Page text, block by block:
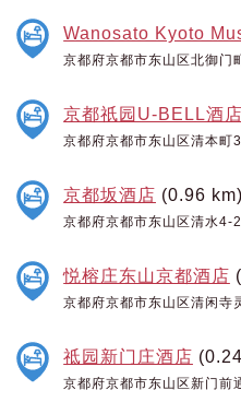
Wanosato Kyoto
京都府京都市东山区北御门
京都祇园U-BELL酒店
京都府京都市东山区清本町
京都坂酒店 (0.96 km)
京都府京都市东山区清水4-
悦榕庄东山京都酒店
京都府京都市东山区清闲寺
祗园新门庄酒店
京都府京都市东山区新门前